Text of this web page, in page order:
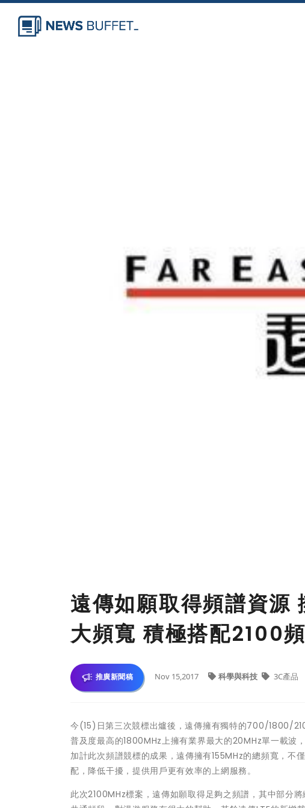
遠傳如願取得頻譜資源
大頻寬 積極搭配2100
推廣新聞稿 Nov 15,2017 科學與科技 3C產品
今(15)日第三次競標出爐後，遠傳擁有獨特的700/1800/
普及度最高的1800MHz上擁有業界最大的20MHz單一載波
加計此次頻譜競標的成果，遠傳擁有155MHz的總頻寬，不
配，降低干擾，提供用戶更有效率的上網服務。
此次2100MHz標案，遠傳如願取得足夠之頻譜，其中部分